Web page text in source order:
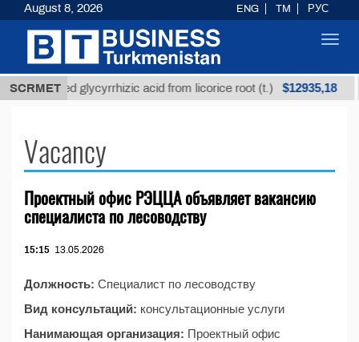
SCRMET
Unrefined glycyrrhizic acid from licorice root (t.) $12935,18
Vacancy
Проектный офис РЭЦЦА объявляет вакансию
специалиста по лесоводству
15:15 13.05.2026
Должность: Специалист по лесоводству
Вид консультаций: консультационные услуги
Нанимающая организация: Проектный офис
August 8, 2026 ENG TM РУС